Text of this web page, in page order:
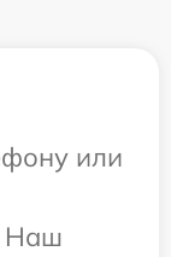
или
Наш